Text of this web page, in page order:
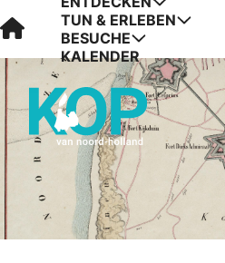
Visit Kop van Holland
TUN & ERLEBEN
BESUCHE
KALENDER